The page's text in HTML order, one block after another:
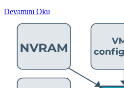
Devamını Oku